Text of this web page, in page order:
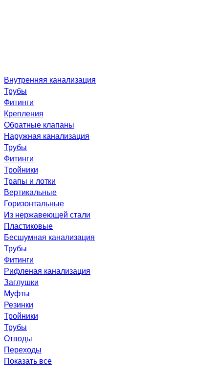
Внутренняя канализация
Трубы
Фитинги
Крепления
Обратные клапаны
Наружная канализация
Трубы
Фитинги
Тройники
Трапы и лотки
Вертикальные
Горизонтальные
Из нержавеющей стали
Пластиковые
Бесшумная канализация
Трубы
Фитинги
Рифленая канализация
Заглушки
Муфты
Резинки
Тройники
Трубы
Отводы
Переходы
Показать все